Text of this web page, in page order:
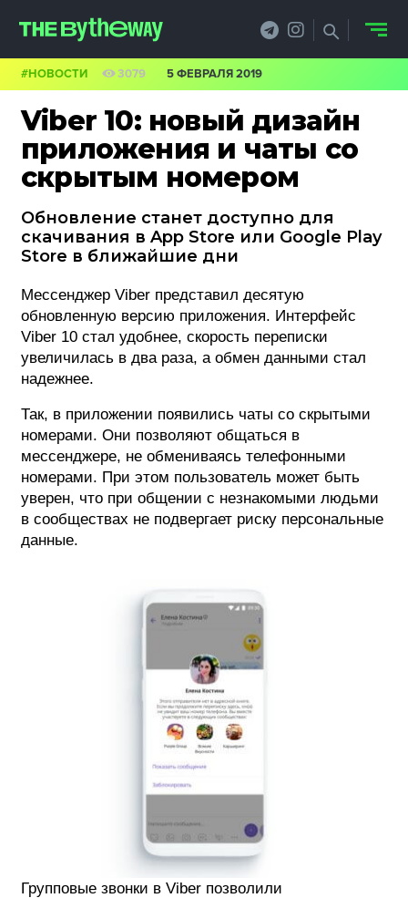
Viber 10: новый дизайн
приложения и чаты со
скрытым номером
Обновление станет доступно для
скачивания в App Store или Google Play
Store в ближайшие дни
#НОВОСТИ 3079 5 ФЕВРАЛЯ 2019
Мессенджер Viber представил десятую
обновленную версию приложения. Интерфейс
Viber 10 стал удобнее, скорость переписки
увеличилась в два раза, а обмен данными стал
надежнее.
Так, в приложении появились чаты со скрытыми
номерами. Они позволяют общаться в
мессенджере, не обмениваясь телефонными
номерами. При этом пользователь может быть
уверен, что при общении с незнакомыми людьми
в сообществах не подвергает риску персональные
данные.
Групповые звонки в Viber позволили
НОВОСТИ
PRO.ОБЗОР
КЕЙСЫ
ФИЛОСОФИЯ
КРЕАТИВА
БИЗНЕС И
ТЕХНОЛОГИИ
ФОТОГРАФИЯ
ТИПОГРАФИКА
ИСТОРИИ БРЕНДОВ
КОНТАКТЫ